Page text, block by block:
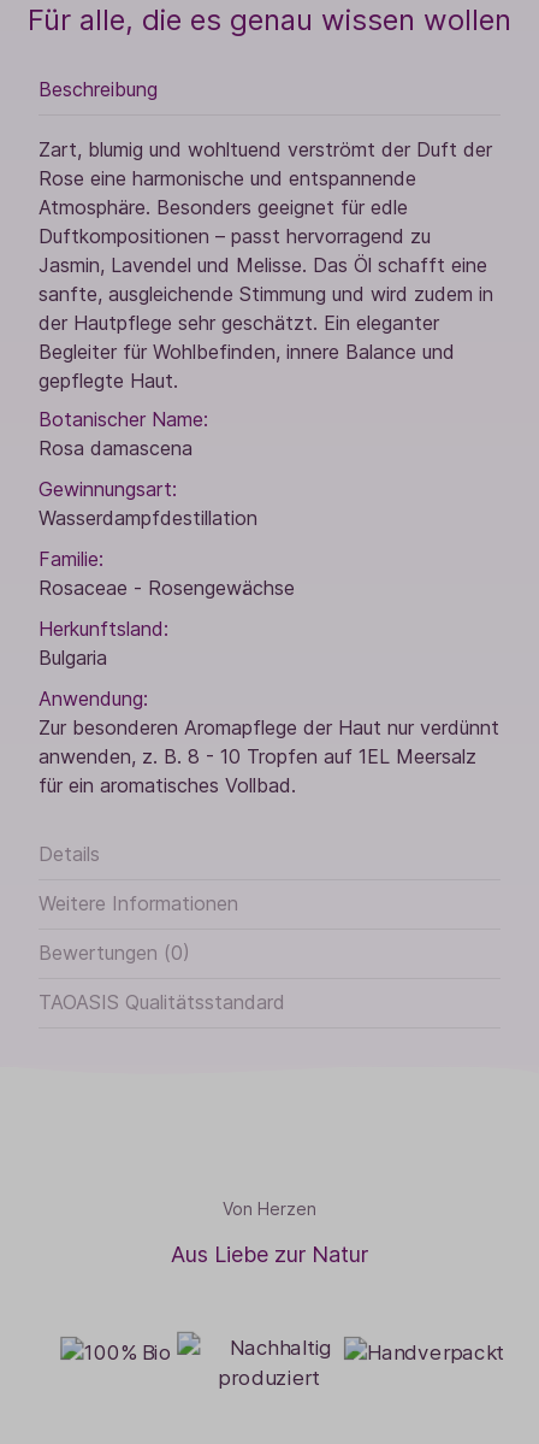
Für alle, die es genau wissen wollen
Beschreibung
Zart, blumig und wohltuend verströmt der Duft der
Rose eine harmonische und entspannende
Atmosphäre. Besonders geeignet für edle
Duftkompositionen – passt hervorragend zu
Jasmin, Lavendel und Melisse. Das Öl schafft eine
sanfte, ausgleichende Stimmung und wird zudem in
der Hautpflege sehr geschätzt. Ein eleganter
Begleiter für Wohlbefinden, innere Balance und
gepflegte Haut.
Botanischer Name:
Rosa damascena
Gewinnungsart:
Wasserdampfdestillation
Familie:
Rosaceae - Rosengewächse
Herkunftsland:
Bulgaria
Anwendung:
Zur besonderen Aromapflege der Haut nur verdünnt
anwenden, z. B. 8 - 10 Tropfen auf 1EL Meersalz
für ein aromatisches Vollbad.
Details
Weitere Informationen
Bewertungen (0)
TAOASIS Qualitätsstandard
Von Herzen
Aus Liebe zur Natur